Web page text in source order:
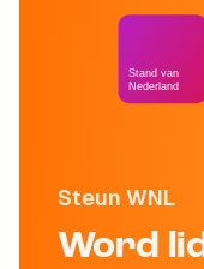
Steun WNL
Word
Stand van
Nederland